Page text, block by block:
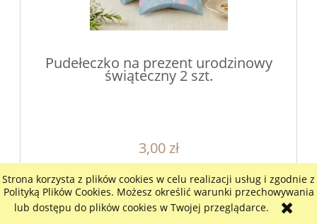
Strona korzysta z plików cookies w celu realizacji usług i zgodnie z
Polityką Plików Cookies. Możesz określić warunki przechowywania
lub dostępu do plików cookies w Twojej przeglądarce.
Pudełeczko na prezent urodzinowy
świąteczny 2 szt.
3,00 zł
Cena netto: 2,44 zł
do koszyka